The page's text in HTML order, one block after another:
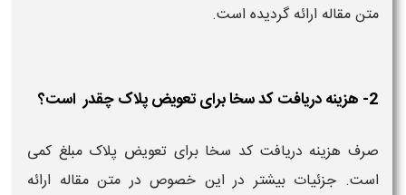
متن مقاله ارائه گردیده است.
2- هزینه دریافت کد سخا برای تعویض پلاک چقدر است؟
صرف هزینه دریافت کد سخا برای تعویض پلاک مبلغ کمی
است. جزئیات بیشتر در این خصوص در متن مقاله ارائه